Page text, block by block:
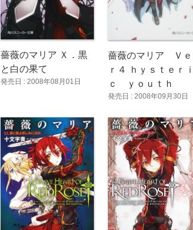
薔薇のマリア Ｘ．黒
と白の果て
発売日 : 2008年08月01日
薔薇のマリア Ｖｅ
ｒ４ ｈｙｓｔｅｒｉ
ｃ ｙｏｕｔｈ
発売日 : 2008年09月30日